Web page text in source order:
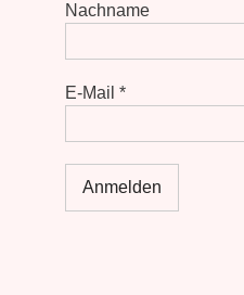
Nachname
E-Mail *